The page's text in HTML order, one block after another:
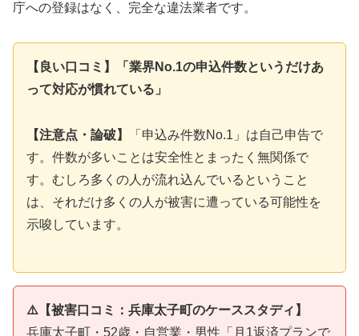
庁への登録はなく、完全な違法業者です。
【良い口コミ】「業界No.1の申込件数というだけあ
って対応が慣れている」
【注意点・論破】
「申込み件数No.1」は自己申告で
す。件数が多いことは安全性とまったく無関係で
す。むしろ多くの人が流れ込んでいるということ
は、それだけ多くの人が被害に遭っている可能性を
示唆しています。
⚠️【被害口コミ：兵庫太子町のケーススタディ】
兵庫太子町・52歳・自営業・男性「月1返済プランで